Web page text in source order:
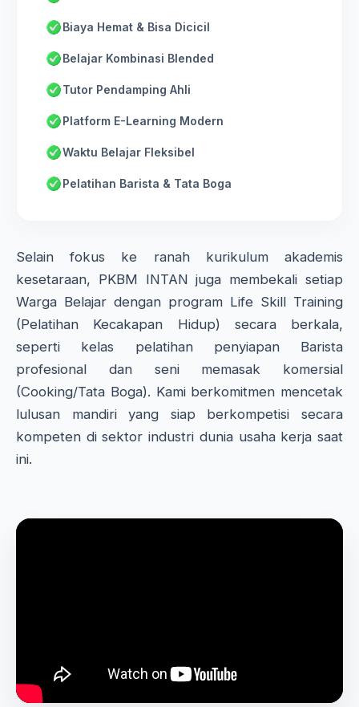
Biaya Hemat & Bisa Dicicil
Belajar Kombinasi Blended
Tutor Pendamping Ahli
Platform E-Learning Modern
Waktu Belajar Fleksibel
Pelatihan Barista & Tata Boga
Selain fokus ke ranah kurikulum akademis
kesetaraan, PKBM INTAN juga membekali setiap
Warga Belajar dengan program Life Skill Training
(Pelatihan Kecakapan Hidup) secara berkala,
seperti kelas pelatihan penyiapan Barista
profesional dan seni memasak komersial
(Cooking/Tata Boga). Kami berkomitmen mencetak
lulusan mandiri yang siap berkompetisi secara
kompeten di sektor industri dunia usaha kerja saat
ini.